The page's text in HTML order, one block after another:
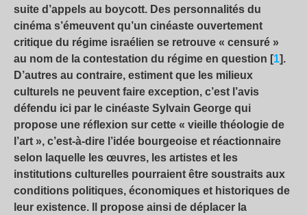
suite d’appels au boycott. Des personnalités du
cinéma s’émeuvent qu’un cinéaste ouvertement
critique du régime israélien se retrouve « censuré »
au nom de la contestation du régime en question [1].
D’autres au contraire, estiment que les milieux
culturels ne peuvent faire exception, c’est l’avis
défendu ici par le cinéaste Sylvain George qui
propose une réflexion sur cette « vieille théologie de
l’art », c’est-à-dire l’idée bourgeoise et réactionnaire
selon laquelle les œuvres, les artistes et les
institutions culturelles pourraient être soustraits aux
conditions politiques, économiques et historiques de
leur existence. Il propose ainsi de déplacer la